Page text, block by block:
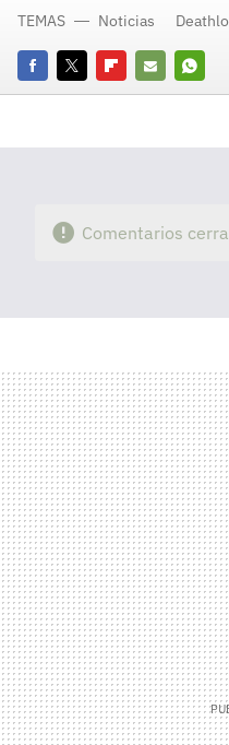
FacebookTwitterFlipboard
E-
TEMAS Noticias
Comentarios